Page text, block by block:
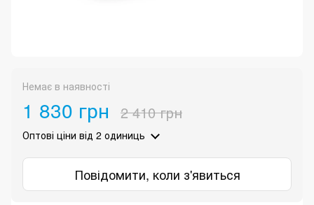
Немає в наявності
1 830 грн 2 410 грн
Оптові ціни від 2 одиниць
Повідомити, коли з'явиться